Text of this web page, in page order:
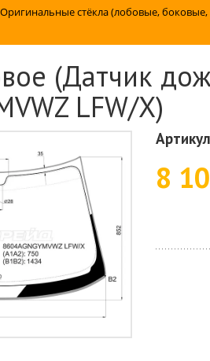
Оригинальные стёкла (лобовые,
(Датчик
LFW/X)
8